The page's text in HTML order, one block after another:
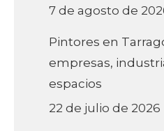
7 de agosto de
Pintores en
empresas,
espacios
22 de julio de 2026